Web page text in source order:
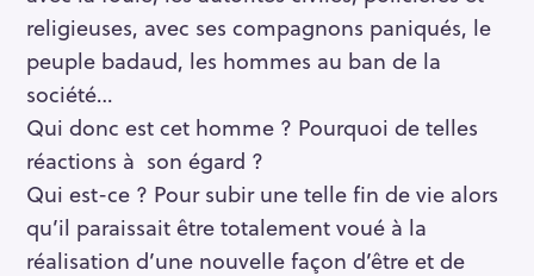
religieuses, avec ses compagnons paniqués, le
peuple badaud, les hommes au ban de la
société…
Qui donc est cet homme ? Pourquoi de telles
réactions à son égard ?
Qui est-ce ? Pour subir une telle fin de vie alors
qu’il paraissait être totalement voué à la
réalisation d’une nouvelle façon d’être et de